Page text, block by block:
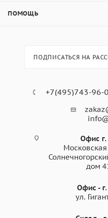
ПОМОЩЬ
ПОДПИСАТЬСЯ НА
+7(495)743-96-
Офис
дом
Офис -
ул.